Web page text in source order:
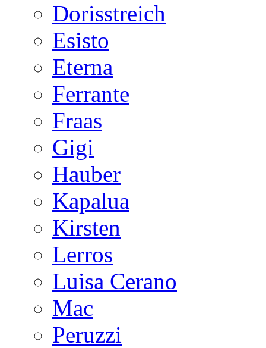
Dorisstreich
Esisto
Eterna
Ferrante
Fraas
Gigi
Hauber
Kapalua
Kirsten
Lerros
Luisa Cerano
Mac
Peruzzi